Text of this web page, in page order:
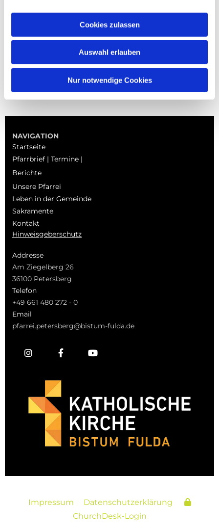
Cookies zulassen
Auswahl erlauben
Nur notwendige Cookies
NAVIGATION
Startseite
Pfarrbrief | Termine |
Berichte
Unsere Pfarrei
Leben in der Gemeinde
Sakramente
Kontakt
Hinweisgeberschutz
Addresse
Am Ziegelberg 26
36100 Petersberg
Telefon
+49 661 480 272 - 0
Email
pfarrei.petersberg@bistum-fulda.de
Impressum
Datenschutzerklärung
ChurchDesk-Login